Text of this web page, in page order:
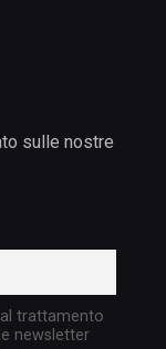
sulle nostre
trattamento
newsletter